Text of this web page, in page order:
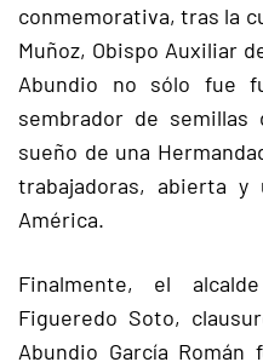
conmemorativa, tras la
Muñoz, Obispo Auxiliar
Abundio no sólo fue
sembrador de
sueño de una
trabajadoras, abierta y
América.
Finalmente, el
Figueredo Soto,
Abundio García